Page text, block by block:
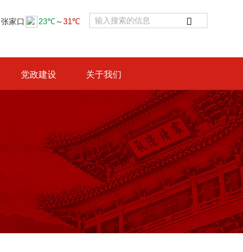

党政建设 关于我们